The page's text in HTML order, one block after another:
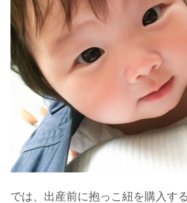
では、出産前に抱っこ紐を購入す